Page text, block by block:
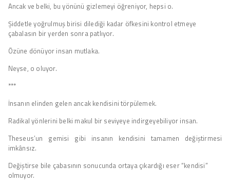
Ancak ve belki, bu yönünü gizlemeyi öğreniyor, hepsi o.
Şiddetle yoğrulmuş birisi dilediği kadar öfkesini kontrol etmeye
çabalasın bir yerden sonra patlıyor.
Özüne dönüyor insan mutlaka.
Neyse, o oluyor.
***
İnsanın elinden gelen ancak kendisini törpülemek.
Radikal yönlerini belki makul bir seviyeye indirgeyebiliyor insan.
Theseus’un gemisi gibi insanın kendisini tamamen değiştirmesi
imkânsız.
Değiştirse bile çabasının sonucunda ortaya çıkardığı eser “kendisi”
olmuyor.